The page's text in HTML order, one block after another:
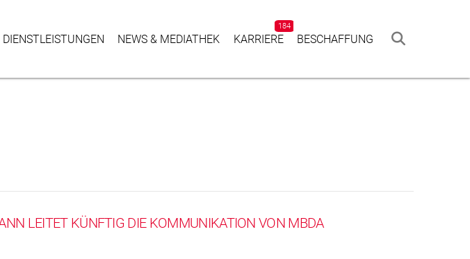
NEWS & MEDIATHEK KAR­RIERE
184
BESCHAF­FUNG
LEITET KÜNFTIG DIE KOMMUNIKATION VON MBDA